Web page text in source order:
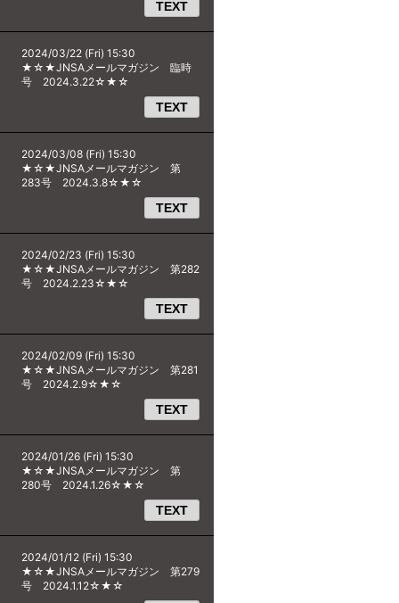
TEXT
2024/03/22 (Fri) 15:30
★☆★JNSAメールマガジン 臨時
号 2024.3.22☆★☆
TEXT
2024/03/08 (Fri) 15:30
★☆★JNSAメールマガジン 第
283号 2024.3.8☆★☆
TEXT
2024/02/23 (Fri) 15:30
★☆★JNSAメールマガジン 第282
号 2024.2.23☆★☆
TEXT
2024/02/09 (Fri) 15:30
★☆★JNSAメールマガジン 第281
号 2024.2.9☆★☆
TEXT
2024/01/26 (Fri) 15:30
★☆★JNSAメールマガジン 第
280号 2024.1.26☆★☆
TEXT
2024/01/12 (Fri) 15:30
★☆★JNSAメールマガジン 第279
号 2024.1.12☆★☆